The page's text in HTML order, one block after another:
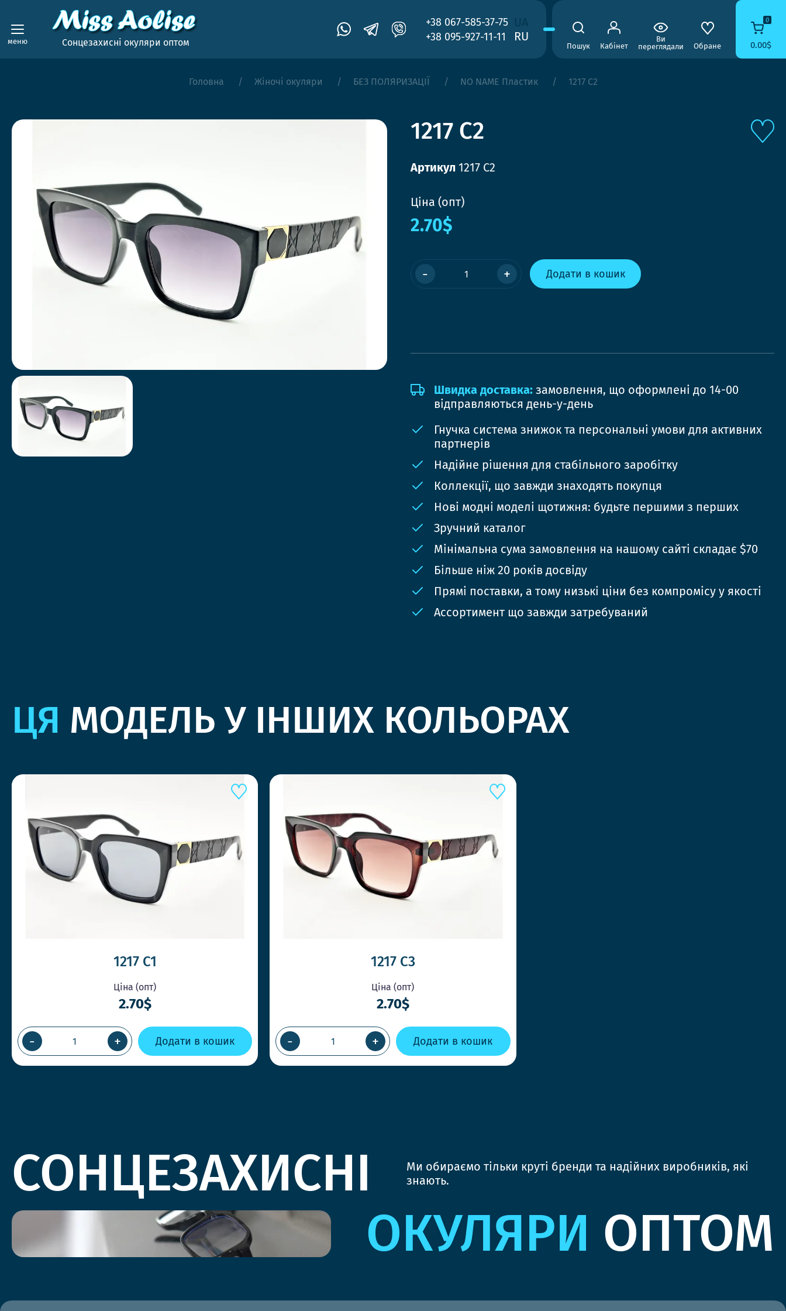
меню Сонцезахисні окуляри оптом
+38 067-585-37-75
+38 095-927-11-11
RU
Пошук Кабінет
Ви
переглядали
Обране
0
0.00$
Головна Жіночі окуляри БЕЗ ПОЛЯРИЗАЦІЇ NO NAME Пластик 1217 C2
1217 C2
Артикул 1217 C2
Ціна (опт)
2.70$
- + Додати в кошик
Швидка доставка: замовлення, що оформлені до 14-00
відправляються день-у-день
Гнучка система знижок та персональні умови для активних
партнерів
Надійне рішення для стабільного заробітку
Коллекції, що завжди знаходять покупця
Нові модні моделі щотижня: будьте першими з перших
Зручний каталог
Мінімальна сума замовлення на нашому сайті складає $70
Більше ніж 20 років досвіду
Прямі поставки, а тому низькі ціни без компромісу у якості
Ассортимент що завжди затребуваний
ЦЯ МОДЕЛЬ У ІНШИХ КОЛЬОРАХ
1217 C1
Ціна (опт)
2.70$
- + Додати в кошик
1217 C3
Ціна (опт)
2.70$
- + Додати в кошик
СОНЦЕЗАХИСНІ
Ми обираємо тільки круті бренди та надійних виробників, які
знають.
ОКУЛЯРИ ОПТОМ